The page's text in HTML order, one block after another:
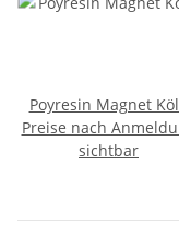
Poyresin Magnet
Preise nach
sichtbar